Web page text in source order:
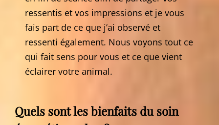
ressentis et vos impressions et je vous
fais part de ce que j’ai observé et
ressenti également. Nous voyons tout ce
qui fait sens pour vous et ce que vient
éclairer votre animal.
Quels sont les bienfaits du soin